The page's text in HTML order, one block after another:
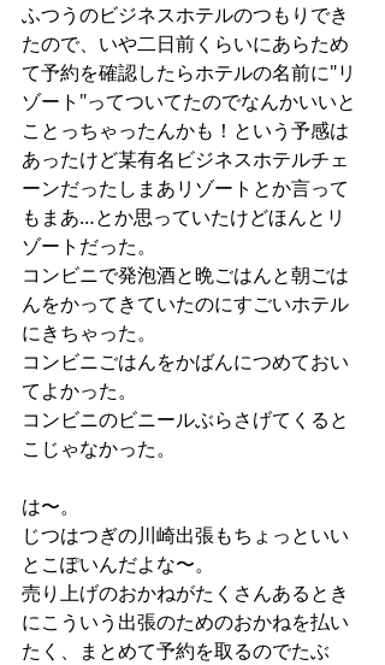
ふつうのビジネスホテルのつもりでき
たので、いや二日前くらいにあらため
て予約を確認したらホテルの名前に"リ
ゾート"ってついてたのでなんかいいと
ことっちゃったんかも！という予感は
あったけど某有名ビジネスホテルチェ
ーンだったしまあリゾートとか言って
もまあ…とか思っていたけどほんとリ
ゾートだった。
コンビニで発泡酒と晩ごはんと朝ごは
んをかってきていたのにすごいホテル
にきちゃった。
コンビニごはんをかばんにつめておい
てよかった。
コンビニのビニールぶらさげてくると
こじゃなかった。
は〜。
じつはつぎの川崎出張もちょっといい
とこぽいんだよな〜。
売り上げのおかねがたくさんあるとき
にこういう出張のためのおかねを払い
たく、まとめて予約を取るのでたぶ